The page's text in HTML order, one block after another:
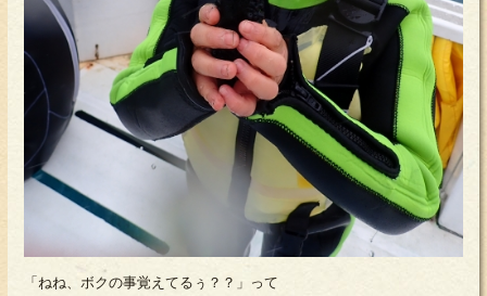
「ねね、ボクの事覚えてるぅ？？」って